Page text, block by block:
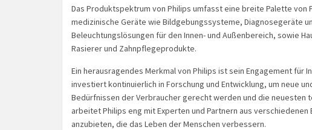
Das Produktspektrum von Philips umfasst eine breite Palette von
medizinische Geräte wie Bildgebungssysteme, Diagnosegeräte
Beleuchtungslösungen für den Innen- und Außenbereich, sowie
Rasierer und Zahnpflegeprodukte.
Ein herausragendes Merkmal von Philips ist sein Engagement für
investiert kontinuierlich in Forschung und Entwicklung, um neue
Bedürfnissen der Verbraucher gerecht werden und die
arbeitet Philips eng mit Experten und Partnern aus verschiedenen
anzubieten, die das Leben der Menschen verbessern.